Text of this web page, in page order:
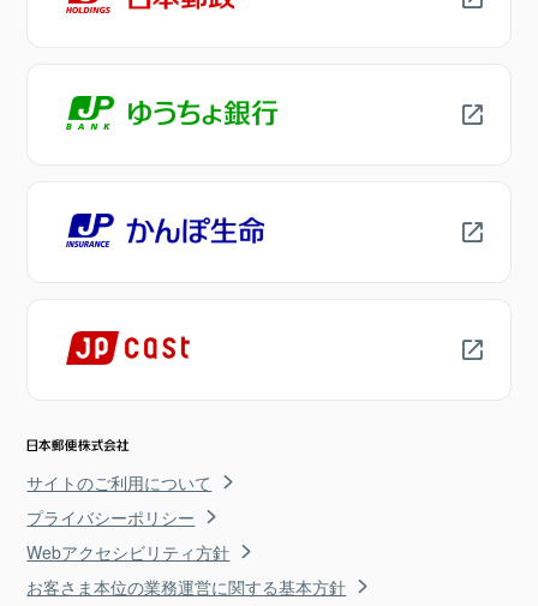
サイトのご利用について
プライバシーポリシー
Webアクセシビリティ方針
お客さま本位の業務運営に関する基本方針